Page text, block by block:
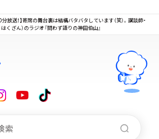
分放送！】寄席の舞台裏は結構バタバタしています（笑）。講談師・
くざん）のラジオ『問わず語りの神田伯山』